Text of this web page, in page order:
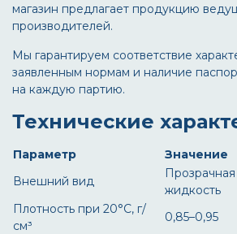
магазин предлагает продукцию
производителей.
Мы гарантируем соответствие
заявленным нормам и наличие
на каждую партию.
Технические
Параметр
Значение
Внешний вид
жидкость
Плотность при 20°C, г/
см³
0,85–0,95